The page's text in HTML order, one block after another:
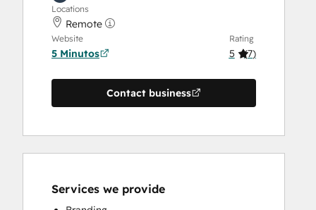
Locations
Remote
Website
5 Minutos
Rating
5 (7)
Contact business
Services we provide